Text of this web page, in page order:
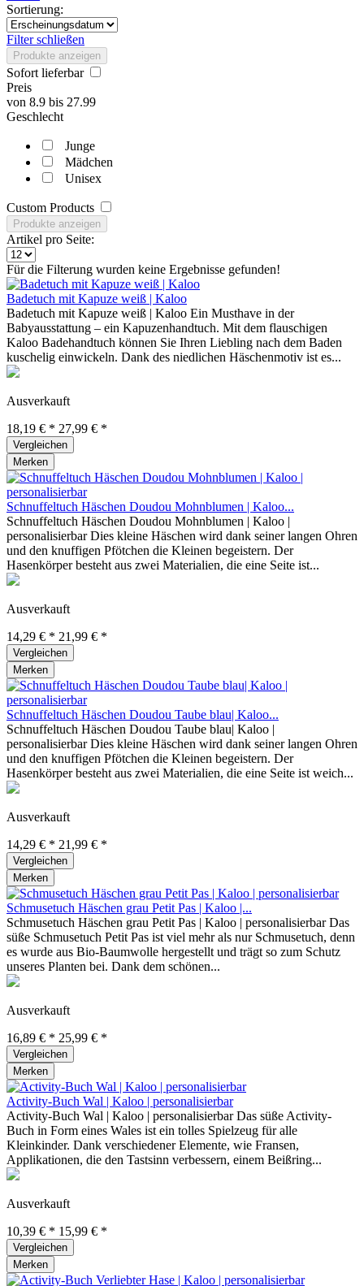
Sortierung:
Filter schließen
Produkte anzeigen
Sofort lieferbar
Preis
von 8.9 bis 27.99
Geschlecht
Junge
Mädchen
Unisex
Custom Products
Produkte anzeigen
Artikel pro Seite:
Für die Filterung wurden keine Ergebnisse gefunden!
Badetuch mit Kapuze weiß | Kaloo
Badetuch mit Kapuze weiß | Kaloo Ein Musthave in der
Babyausstattung – ein Kapuzenhandtuch. Mit dem flauschigen
Kaloo Badehandtuch können Sie Ihren Liebling nach dem Baden
kuschelig einwickeln. Dank des niedlichen Häschenmotiv ist es...
Ausverkauft
18,19 € * 27,99 € *
Vergleichen
Merken
Schnuffeltuch Häschen Doudou Mohnblumen | Kaloo...
Schnuffeltuch Häschen Doudou Mohnblumen | Kaloo |
personalisierbar Dies kleine Häschen wird dank seiner langen Ohren
und den knuffigen Pfötchen die Kleinen begeistern. Der
Hasenkörper besteht aus zwei Materialien, die eine Seite ist...
Ausverkauft
14,29 € * 21,99 € *
Vergleichen
Merken
Schnuffeltuch Häschen Doudou Taube blau| Kaloo...
Schnuffeltuch Häschen Doudou Taube blau| Kaloo |
personalisierbar Dies kleine Häschen wird dank seiner langen Ohren
und den knuffigen Pfötchen die Kleinen begeistern. Der
Hasenkörper besteht aus zwei Materialien, die eine Seite ist weich...
Ausverkauft
14,29 € * 21,99 € *
Vergleichen
Merken
Schmusetuch Häschen grau Petit Pas | Kaloo |...
Schmusetuch Häschen grau Petit Pas | Kaloo | personalisierbar Das
süße Schmusetuch Petit Pas ist viel mehr als nur Schmusetuch, denn
es wurde aus Bio-Baumwolle hergestellt und trägt so zum Schutz
unseres Planten bei. Dank dem schönen...
Ausverkauft
16,89 € * 25,99 € *
Vergleichen
Merken
Activity-Buch Wal | Kaloo | personalisierbar
Activity-Buch Wal | Kaloo | personalisierbar Das süße Activity-
Buch in Form eines Wales ist ein tolles Spielzeug für alle
Kleinkinder. Dank verschiedener Elemente, wie Fransen,
Applikationen, die den Tastsinn verbessern, einem Beißring...
Ausverkauft
10,39 € * 15,99 € *
Vergleichen
Merken